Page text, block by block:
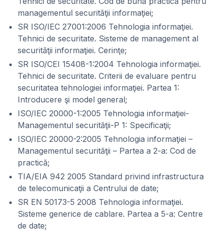
managementul securităţii informaţiei;
SR ISO/IEC 27001:2006 Tehnologia informaţiei.
Tehnici de securitate. Sisteme de management al
securităţii informaţiei. Cerinţe;
SR ISO/CEI 15408-1:2004 Tehnologia informaţiei.
Tehnici de securitate. Criterii de evaluare pentru
securitatea tehnologiei informaţiei. Partea 1:
Introducere şi model general;
ISO/IEC 20000-1:2005 Tehnologia informaţiei-
Managementul securităţii-P 1: Specificaţii;
ISO/IEC 20000-2:2005 Tehnologia informaţiei –
Managementul securităţii – Partea a 2-a: Cod de
practică;
TIA/EIA 942 2005 Standard privind infrastructura
de telecomunicaţii a Centrului de date;
SR EN 50173-5 2008 Tehnologia informaţiei.
Sisteme generice de cablare. Partea a 5-a: Centre
de date;